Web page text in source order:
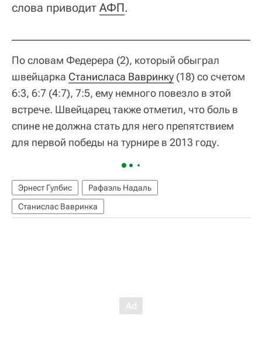
слова приводит АФП.
По словам Федерера (2), который обыграл
швейцарка Станисласа Вавринку (18) со счетом
6:3, 6:7 (4:7), 7:5, ему немного повезло в этой
встрече. Швейцарец также отметил, что боль в
спине не должна стать для него препятствием
для первой победы на турнире в 2013 году.
Эрнест Гулбис
Рафаэль Надаль
Станислас Вавринка